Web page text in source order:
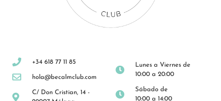
+34 618 77 11 85
hola@becalmclub.com
C/ Don Cristian, 14 -
Lunes a Viernes de
10:00 a 20:00
Sábado de
10:00 a 14:00